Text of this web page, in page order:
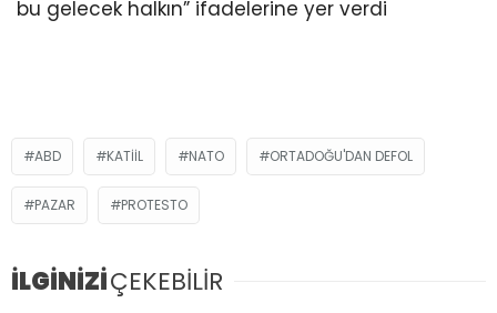
bu gelecek halkın” ifadelerine yer verdi
ABD KATIIL NATO ORTADOĞU'DAN DEFOL
PAZAR PROTESTO
İLGİNİZİÇEKEBİLİR